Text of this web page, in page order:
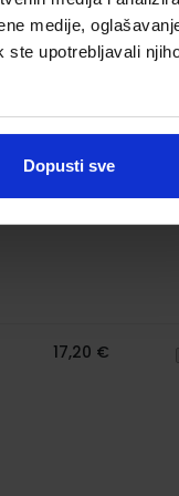
medije,
ste upotrebljavali
Dopusti sve
23,60 €
17,20 €